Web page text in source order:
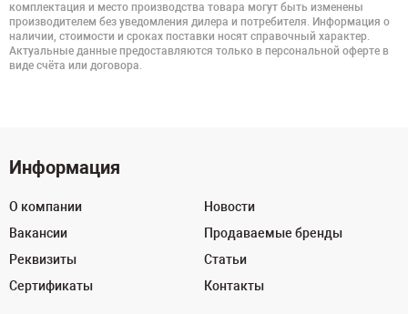
комплектация и место производства товара могут быть изменены
производителем без уведомления дилера и потребителя. Информация о
наличии, стоимости и сроках поставки носят справочный характер.
Актуальные данные предоставляются только в персональной оферте в
виде счёта или договора.
Информация
О компании
Вакансии
Реквизиты
Сертификаты
Новости
Продаваемые бренды
Статьи
Контакты